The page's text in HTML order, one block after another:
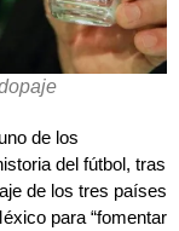
de los
del fútbol, tras
de los tres países
para “fomentar